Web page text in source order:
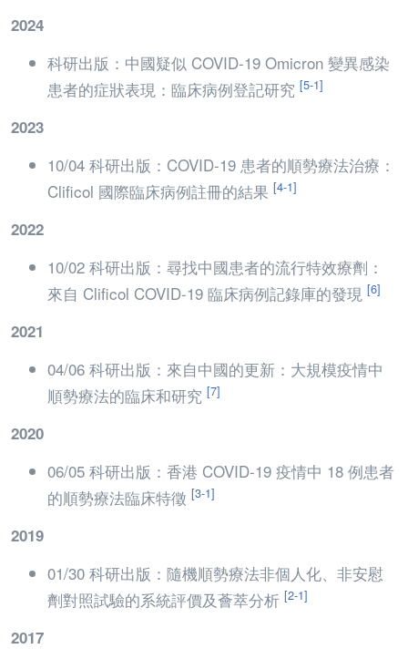
2024
科研出版：中國疑似 COVID-19 Omicron 變異感染
患者的症狀表現：臨床病例登記研究 [5-1]
2023
10/04 科研出版：COVID-19 患者的順勢療法治療：
Clificol 國際臨床病例註冊的結果 [4-1]
2022
10/02 科研出版：尋找中國患者的流行特效療劑：
來自 Clificol COVID-19 臨床病例記錄庫的發現 [6]
2021
04/06 科研出版：來自中國的更新：大規模疫情中
順勢療法的臨床和研究 [7]
2020
06/05 科研出版：香港 COVID-19 疫情中 18 例患者
的順勢療法臨床特徵 [3-1]
2019
01/30 科研出版：隨機順勢療法非個人化、非安慰
劑對照試驗的系統評價及薈萃分析 [2-1]
2017